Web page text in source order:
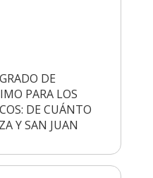
DE
PARA LOS
DE CUÁNTO
Y SAN JUAN